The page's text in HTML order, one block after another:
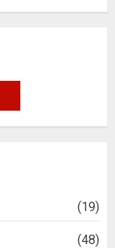
(19)
(48)